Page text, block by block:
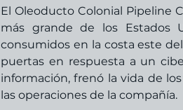
El Oleoducto Colonial Pipeline
más grande de los Estados
consumidos en la costa este
puertas en respuesta a un
información, frenó la vida de
las operaciones de la compañía.